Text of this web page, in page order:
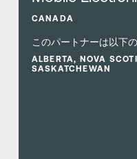
CANADA
このパートナーは以下
ALBERTA, NOVA
SASKATCHEWAN